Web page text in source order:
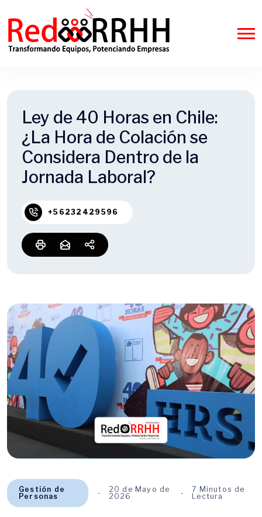
Ley de 40 Horas en Chile:
¿La Hora de Colación se
Considera Dentro de la
Jornada Laboral?
+56232429596
Gestión de
Personas
20 de Mayo de
2026
7 Minutos de
Lectura